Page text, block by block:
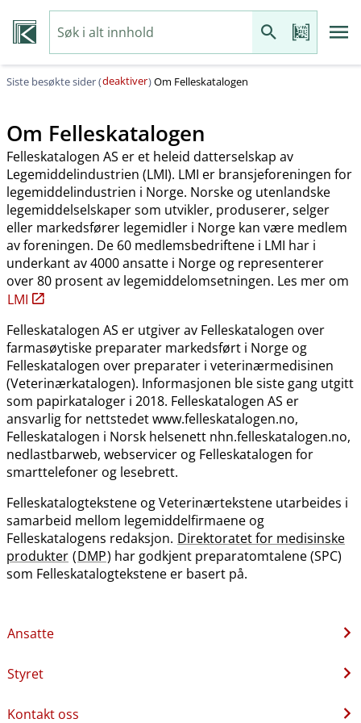
Siste besøkte sider (deaktiver)Om Felleskatalogen
Om Felleskatalogen
Felleskatalogen AS er et heleid datterselskap av
Legemiddelindustrien (LMI). LMI er bransjeforeningen for
legemiddelindustrien i Norge. Norske og utenlandske
legemiddelselskaper som utvikler, produserer, selger
eller markedsfører legemidler i Norge kan være medlem
av foreningen. De 60 medlemsbedriftene i LMI har i
underkant av 4000 ansatte i Norge og representerer
over 80 prosent av legemiddelomsetningen. Les mer om
LMI
Felleskatalogen AS er utgiver av Felleskatalogen over
farmasøytiske preparater markedsført i Norge og
Felleskatalogen over preparater i veterinærmedisinen
(Veterinærkatalogen). Informasjonen ble siste gang utgitt
som papirkataloger i 2018. Felleskatalogen AS er
ansvarlig for nettstedet www.felleskatalogen.no,
Felleskatalogen i Norsk helsenett nhn.felleskatalogen.no,
nedlastbarweb, webservicer og Felleskatalogen for
smarttelefoner og lesebrett.
Felleskatalogtekstene og Veterinærtekstene utarbeides i
samarbeid mellom legemiddelfirmaene og
Felleskatalogens redaksjon. Direktoratet for medisinske
produkter (DMP) har godkjent preparatomtalene (SPC)
som Felleskatalogtekstene er basert på.
Ansatte
Styret
Kontakt oss